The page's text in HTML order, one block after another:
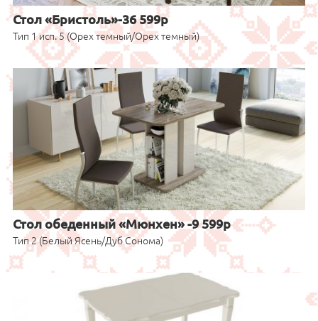
Стол «Бристоль»-36 599р
Тип 1 исп. 5 (Орех темный/Орех темный)
Стол обеденный «Мюнхен» -9 599р
Тип 2 (Белый Ясень/Дуб Сонома)